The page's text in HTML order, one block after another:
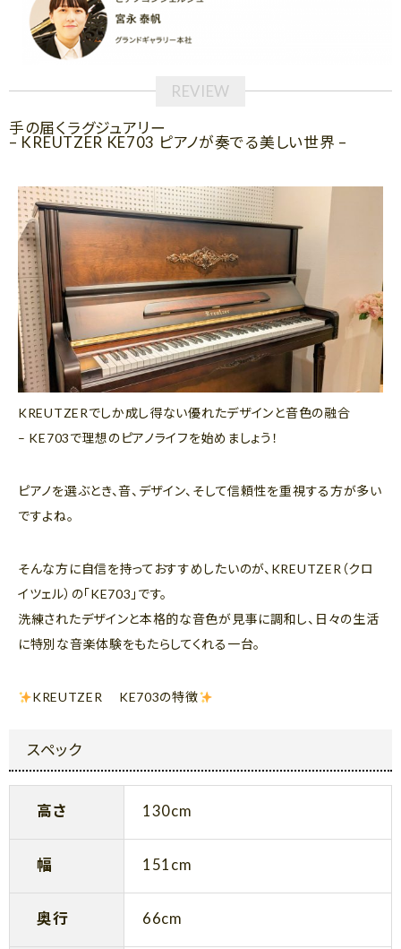
手の届くラグジュアリー
– KREUTZER KE703 ピアノが奏でる美しい世界 –
KREUTZERでしか成し得ない優れたデザインと音色の融合
– KE703で理想のピアノライフを始めましょう！
ピアノを選ぶとき、音、デザイン、そして信頼性を重視する方が多い
ですよね。
そんな方に自信を持っておすすめしたいのが、KREUTZER（クロ
イツェル）の「KE703」です。
洗練されたデザインと本格的な音色が見事に調和し、日々の生活
に特別な音楽体験をもたらしてくれる一台。
KREUTZER KE703の特徴
スペック
高さ 130cm
幅 151cm
奥行 66cm